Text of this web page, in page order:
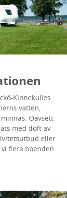
Kinnekulles
vatten,
Oavsett
med doft av
eller
flera boenden